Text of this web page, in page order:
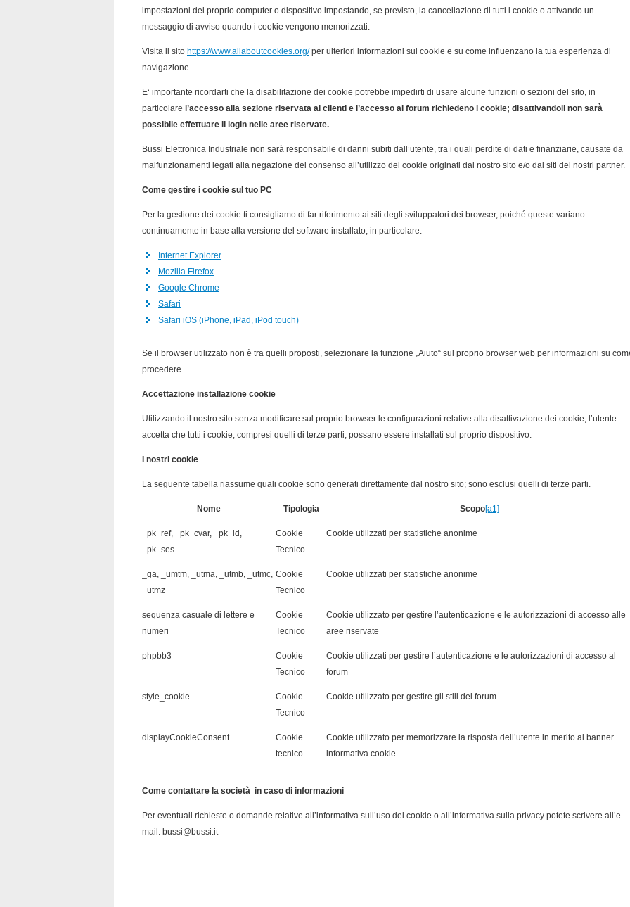
impostazioni del proprio computer o dispositivo impostando, se previsto, la cancellazione di tutti i cookie o attivando un
messaggio di avviso quando i cookie vengono memorizzati.
Visita il sito https://www.allaboutcookies.org/per ulteriori informazioni sui cookie e su come influenzano la tua esperienza di
navigazione.
E‘ importante ricordarti che la disabilitazione dei cookie potrebbe impedirti di usare alcune funzioni o sezioni del sito, in
particolare l’accesso alla sezione riservata ai clienti e l’accesso al forum richiedeno i cookie; disattivandoli non sarà
possibile effettuare il login nelle aree riservate.
Bussi Elettronica Industriale non sarà responsabile di danni subiti dall’utente, tra i quali perdite di dati e finanziarie, causate da
malfunzionamenti legati alla negazione del consenso all’utilizzo dei cookie originati dal nostro sito e/o dai siti dei nostri partner.
Come gestire i cookie sul tuo PC
Per la gestione dei cookie ti consigliamo di far riferimento ai siti degli sviluppatori dei browser, poiché queste variano
continuamente in base alla versione del software installato, in particolare:
Internet Explorer
Mozilla Firefox
Google Chrome
Safari
Safari iOS (iPhone, iPad, iPod touch)
Se il browser utilizzato non è tra quelli proposti, selezionare la funzione „Aiuto“ sul proprio browser web per informazioni su
procedere.
Accettazione installazione cookie
Utilizzando il nostro sito senza modificare sul proprio browser le configurazioni relative alla disattivazione dei cookie, l’utente
accetta che tutti i cookie, compresi quelli di terze parti, possano essere installati sul proprio dispositivo.
I nostri cookie
La seguente tabella riassume quali cookie sono generati direttamente dal nostro sito; sono esclusi quelli di terze parti.
Nome Tipologia Scopo[a1]
_pk_ref, _pk_cvar, _pk_id,
_pk_ses
Cookie
Tecnico
Cookie utilizzati per statistiche anonime
_ga, _umtm, _utma, _utmb, _utmc,
_utmz
Cookie
Tecnico
Cookie utilizzati per statistiche anonime
sequenza casuale di lettere e
numeri
Cookie
Tecnico
Cookie utilizzato per gestire l’autenticazione e le autorizzazioni di accesso alle
aree riservate
phpbb3
Cookie
Tecnico
Cookie utilizzati per gestire l’autenticazione e le autorizzazioni di accesso al
forum
style_cookie
Cookie
Tecnico
Cookie utilizzato per gestire gli stili del forum
displayCookieConsent
Cookie
tecnico
Cookie utilizzato per memorizzare la risposta dell’utente in merito al banner
informativa cookie
Come contattare la società in caso di informazioni
Per eventuali richieste o domande relative all’informativa sull’uso dei cookie o all’informativa sulla privacy potete scrivere all’e-
mail: bussi@bussi.it